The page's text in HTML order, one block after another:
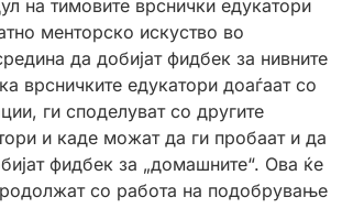
на тимовите врснички едукатори
менторско искуство во
да добијат фидбек за нивните
врсничките едукатори доаѓаат со
ги споделуват со другите
и каде можат да ги пробаат и да
фидбек за „домашните“. Ова ќе
со работа на подобрување